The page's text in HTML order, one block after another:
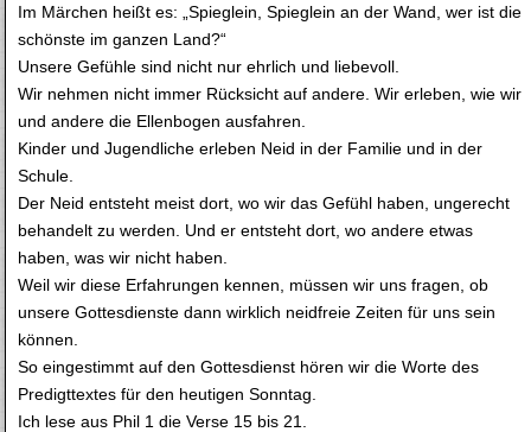
Im Märchen heißt es: „Spieglein, Spieglein an der Wand, wer ist die
schönste im ganzen Land?“
Unsere Gefühle sind nicht nur ehrlich und liebevoll.
Wir nehmen nicht immer Rücksicht auf andere. Wir erleben, wie wir
und andere die Ellenbogen ausfahren.
Kinder und Jugendliche erleben Neid in der Familie und in der
Schule.
Der Neid entsteht meist dort, wo wir das Gefühl haben, ungerecht
behandelt zu werden. Und er entsteht dort, wo andere etwas
haben, was wir nicht haben.
Weil wir diese Erfahrungen kennen, müssen wir uns fragen, ob
unsere Gottesdienste dann wirklich neidfreie Zeiten für uns sein
können.
So eingestimmt auf den Gottesdienst hören wir die Worte des
Predigttextes für den heutigen Sonntag.
Ich lese aus Phil 1 die Verse 15 bis 21.